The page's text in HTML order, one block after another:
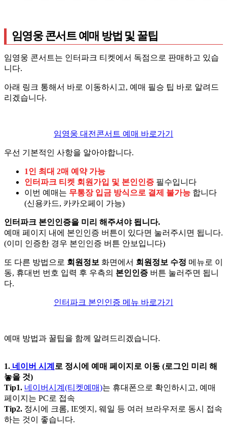
임영웅 콘서트 예매 방법 및 꿀팁
임영웅 콘서트는 인터파크 티켓에서 독점으로 판매하고 있습
니다.
아래 링크 통해서 바로 이동하시고, 예매 필승 팁 바로 알려드
리겠습니다.
임영웅 대전콘서트 예매 바로가기
우선 기본적인 사항을 알아야합니다.
1인 최대 2매 예약 가능
인터파크 티켓 회원가입 및 본인인증 필수입니다
이번 예매는 무통장 입금 방식으로 결제 불가능 합니다
(신용카드, 카카오페이 가능)
인터파크 본인인증을 미리 해주셔야 됩니다.
예매 페이지 내에 본인인증 버튼이 있다면 눌러주시면 됩니다.
(이미 인증한 경우 본인인증 버튼 안보입니다)
또 다른 방법으로 회원정보 화면에서 회원정보 수정 메뉴로 이
동, 휴대번 번호 입력 후 우측의 본인인증 버튼 눌러주면 됩니
다.
인터파크 본인인증 메뉴 바로가기
예매 방법과 꿀팁을 함께 알려드리겠습니다.
1. 네이버 시계 로 정시에 예매 페이지로 이동 (로그인 미리 해
놓을 것)
Tip1. 네이버시계(티켓예매)는 휴대폰으로 확인하시고, 예매
페이지는 PC로 접속
Tip2. 정시에 크롬, IE엣지, 웨일 등 여러 브라우저로 동시 접속
하는 것이 좋습니다.